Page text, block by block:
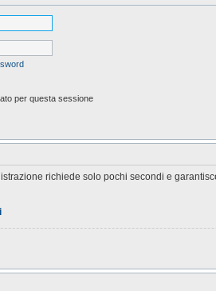
per questa sessione
richiede solo pochi secondi e